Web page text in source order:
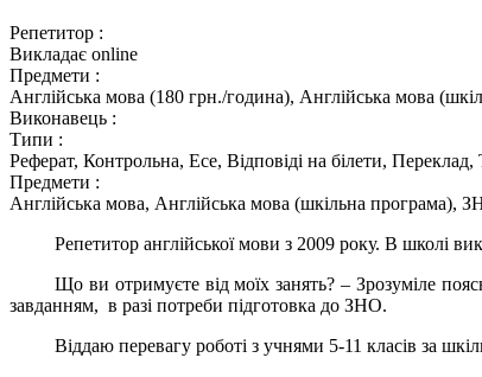
Репетитор :
Викладає online
Предмети :
Англійська мова (180 грн./година), Англійська мова
Виконавець :
Типи :
Реферат, Контрольна, Есе, Відповіді на білети,
Предмети :
Англійська мова, Англійська мова (шкільна програма),
Репетитор англійської мови з 2009 року. В школі
Що ви отримуєте від моїх занять? – Зрозуміле
завданням, в разі потреби підготовка до ЗНО.
Віддаю перевагу роботі з учнями 5-11 класів за